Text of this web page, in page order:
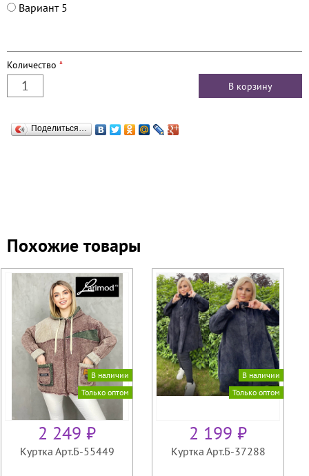
Вариант 5
Количество *
Поделиться…
Похожие товары
В наличии
Только оптом
2 249 ₽
Куртка Арт.Б-55449
В наличии
Только оптом
2 199 ₽
Куртка Арт.Б-37288